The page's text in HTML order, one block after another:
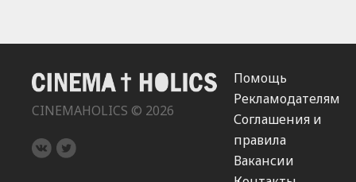
CINEMAHOLICS © 2026
Помощь
Рекламодателям
Соглашения и
правила
Вакансии